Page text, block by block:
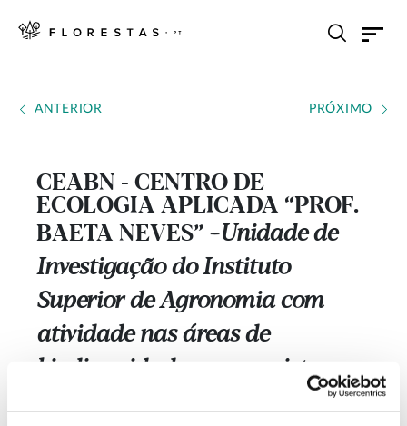
ANTERIOR PRÓXIMO
CEABN - CENTRO DE
ECOLOGIA APLICADA “PROF.
BAETA NEVES” --- Unidade de
Investigação do Instituto
Superior de Agronomia com
atividade nas áreas de
biodiversidade em ecossistemas
agrícolas e florestais; desenho